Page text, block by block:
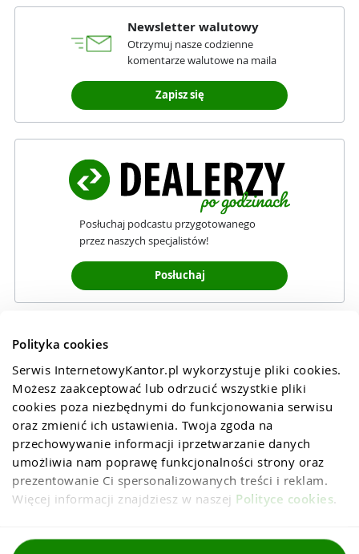
Polityka cookies
Serwis InternetowyKantor.pl wykorzystuje pliki cookies.
Możesz zaakceptować lub odrzucić wszystkie pliki
cookies poza niezbędnymi do funkcjonowania serwisu
oraz zmienić ich ustawienia. Twoja zgoda na
przechowywanie informacji iprzetwarzanie danych
umożliwia nam poprawę funkcjonalności strony oraz
prezentowanie Ci spersonalizowanych treści i reklam.
Więcej informacji znajdziesz w naszej Polityce cookies.
Newsletter walutowy
Otrzymuj nasze codzienne
komentarze walutowe na maila
Zapisz się
Posłuchaj podcastu przygotowanego
przez naszych specjalistów!
Posłuchaj
Regulaminy